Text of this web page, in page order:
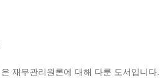
재무관리원론에 대해 다룬 도서입니